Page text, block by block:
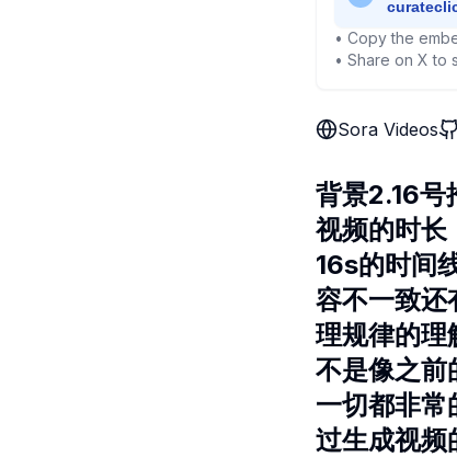
• Copy the
• Share on X to
Sora Videos
背景2.16号
视频的时长
16s的时间
容不一致还
理规律的理
不是像之前
一切都非常
过生成视频